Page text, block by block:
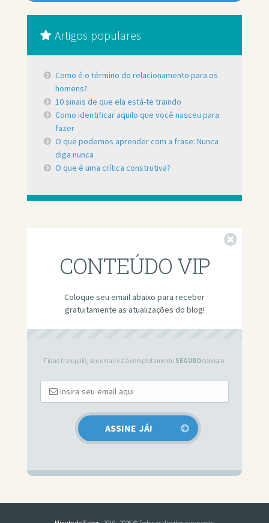
Artigos populares
Como é o término do relacionamento para os
homens?
10 sinais de que ela está-te traindo
Como identificar aquilo que você nasceu para
fazer
O que podemos aprender com a frase: Nunca
diga nunca
O que é uma crítica construtiva?
CONTEÚDO VIP
Coloque seu email abaixo para receber
gratuitamente as atualizações do blog!
Fique tranquilo, seu email está completamente SEGUROconosco.